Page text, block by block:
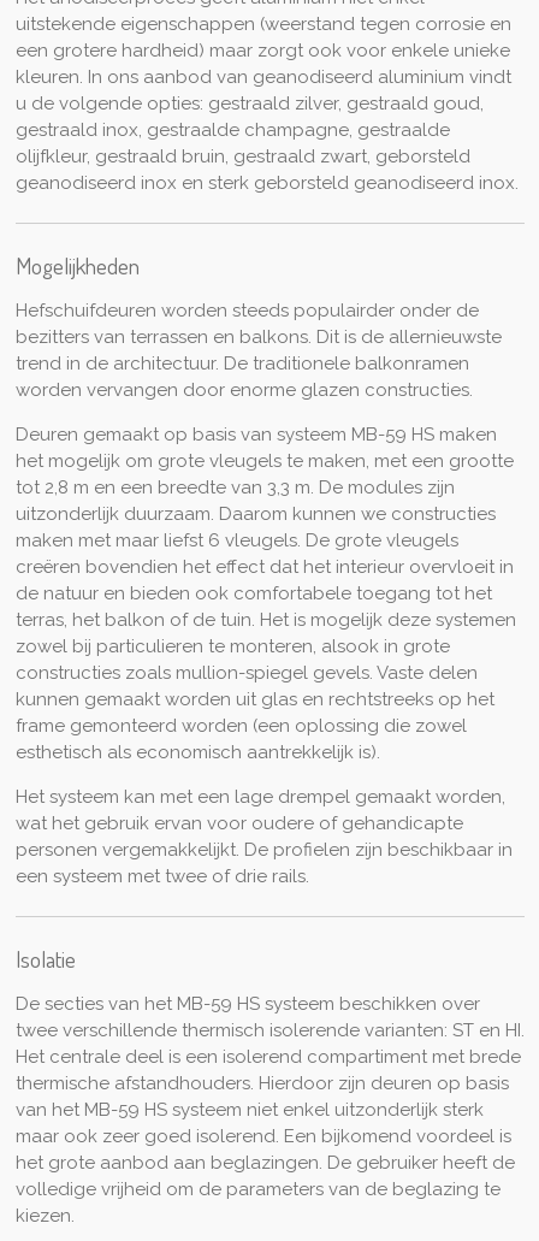
uitstekende eigenschappen (weerstand tegen corrosie en
een grotere hardheid) maar zorgt ook voor enkele unieke
kleuren. In ons aanbod van geanodiseerd aluminium vindt
u de volgende opties: gestraald zilver, gestraald goud,
gestraald inox, gestraalde champagne, gestraalde
olijfkleur, gestraald bruin, gestraald zwart, geborsteld
geanodiseerd inox en sterk geborsteld geanodiseerd inox.
Mogelijkheden
Hefschuifdeuren worden steeds populairder onder de
bezitters van terrassen en balkons. Dit is de allernieuwste
trend in de architectuur. De traditionele balkonramen
worden vervangen door enorme glazen constructies.
Deuren gemaakt op basis van systeem MB-59 HS maken
het mogelijk om grote vleugels te maken, met een grootte
tot 2,8 m en een breedte van 3,3 m. De modules zijn
uitzonderlijk duurzaam. Daarom kunnen we constructies
maken met maar liefst 6 vleugels. De grote vleugels
creëren bovendien het effect dat het interieur overvloeit in
de natuur en bieden ook comfortabele toegang tot het
terras, het balkon of de tuin. Het is mogelijk deze systemen
zowel bij particulieren te monteren, alsook in grote
constructies zoals mullion-spiegel gevels. Vaste delen
kunnen gemaakt worden uit glas en rechtstreeks op het
frame gemonteerd worden (een oplossing die zowel
esthetisch als economisch aantrekkelijk is).
Het systeem kan met een lage drempel gemaakt worden,
wat het gebruik ervan voor oudere of gehandicapte
personen vergemakkelijkt. De profielen zijn beschikbaar in
een systeem met twee of drie rails.
Isolatie
De secties van het MB-59 HS systeem beschikken over
twee verschillende thermisch isolerende varianten: ST en HI.
Het centrale deel is een isolerend compartiment met brede
thermische afstandhouders. Hierdoor zijn deuren op basis
van het MB-59 HS systeem niet enkel uitzonderlijk sterk
maar ook zeer goed isolerend. Een bijkomend voordeel is
het grote aanbod aan beglazingen. De gebruiker heeft de
volledige vrijheid om de parameters van de beglazing te
kiezen.